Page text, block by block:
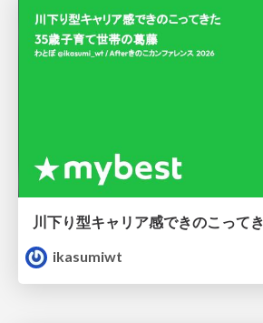
ikasumiwt